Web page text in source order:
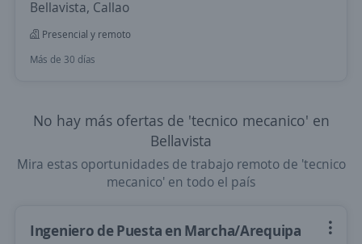
Bellavista, Callao
Presencial y remoto
Más de 30 días
No hay más ofertas de 'tecnico mecanico' en
Bellavista
Mira estas oportunidades de trabajo remoto de 'tecnico
mecanico' en todo el país
Ingeniero de Puesta en Marcha/Arequipa